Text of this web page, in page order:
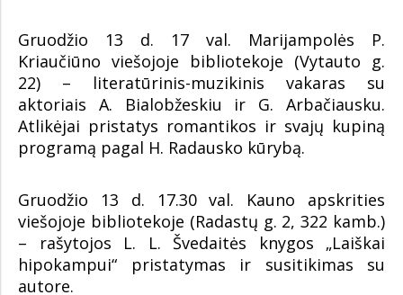
Gruodžio 13 d. 17 val. Marijampolės P.
Kriaučiūno viešojoje bibliotekoje (Vytauto g.
22) – literatūrinis-muzikinis vakaras su
aktoriais A. Bialobžeskiu ir G. Arbačiausku.
Atlikėjai pristatys romantikos ir svajų kupiną
programą pagal H. Radausko kūrybą.
Gruodžio 13 d. 17.30 val. Kauno apskrities
viešojoje bibliotekoje (Radastų g. 2, 322 kamb.)
– rašytojos L. L. Švedaitės knygos „Laiškai
hipokampui“ pristatymas ir susitikimas su
autore.